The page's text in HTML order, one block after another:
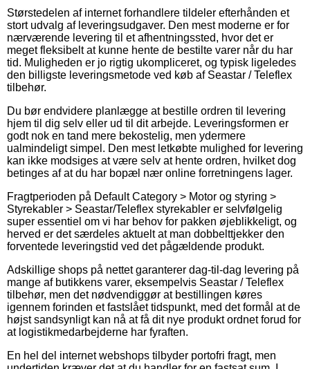
Størstedelen af internet forhandlere tildeler efterhånden et
stort udvalg af leveringsudgaver. Den mest moderne er for
nærværende levering til et afhentningssted, hvor det er
meget fleksibelt at kunne hente de bestilte varer når du har
tid. Muligheden er jo rigtig ukompliceret, og typisk ligeledes
den billigste leveringsmetode ved køb af Seastar / Teleflex
tilbehør.
Du bør endvidere planlægge at bestille ordren til levering
hjem til dig selv eller ud til dit arbejde. Leveringsformen er
godt nok en tand mere bekostelig, men ydermere
ualmindeligt simpel. Den mest letkøbte mulighed for levering
kan ikke modsiges at være selv at hente ordren, hvilket dog
betinges af at du har bopæl nær online forretningens lager.
Fragtperioden på Default Category > Motor og styring >
Styrekabler > Seastar/Teleflex styrekabler er selvfølgelig
super essentiel om vi har behov for pakken øjeblikkeligt, og
herved er det særdeles aktuelt at man dobbelttjekker den
forventede leveringstid ved det pågældende produkt.
Adskillige shops på nettet garanterer dag-til-dag levering på
mange af butikkens varer, eksempelvis Seastar / Teleflex
tilbehør, men det nødvendiggør at bestillingen køres
igennem forinden et fastslået tidspunkt, med det formål at de
højst sandsynligt kan nå at få dit nye produkt ordnet forud for
at logistikmedarbejderne har fyraften.
En hel del internet webshops tilbyder portofri fragt, men